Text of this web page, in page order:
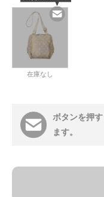
在庫なし
ボタンを押
ます。